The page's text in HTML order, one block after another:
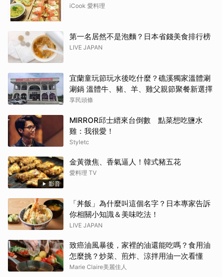
iCook 愛料理
第一名居然不是泡麵？日本省錢美食排行榜
LIVE JAPAN
宜蘭童玩節玩水後吃什麼？礁溪獨家溫體涮
涮鍋 溫體牛、豬、羊、雞父親節聚餐新選擇
享民頭條
MIRROR邱士縉來台倒數 點菜想吃鹽水
雞：我很愛！
Styletc
影音
金黃微焦、香氣逼人！韓式豬五花
愛料理 TV
「丼飯」為什麼叫這個名字？日本專家告訴
你相關小知識＆美味吃法！
LIVE JAPAN
致癌油風暴後，家裡的油還能吃嗎？食用油
怎麼挑？炒菜、煎炸、涼拌用油一次看懂
Marie Claire美麗佳人